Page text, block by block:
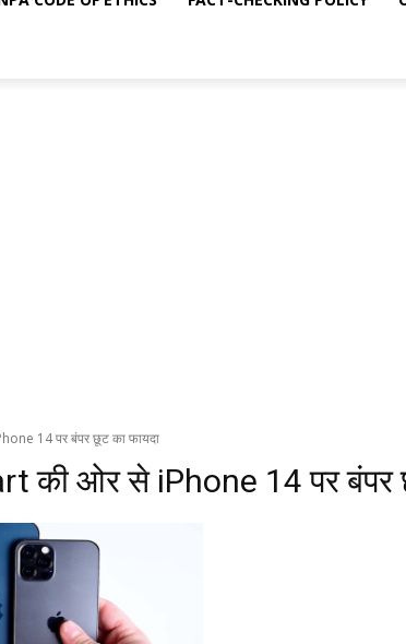
14 पर बंपर छूट का फायदा
की ओर से iPhone 14 पर बंपर